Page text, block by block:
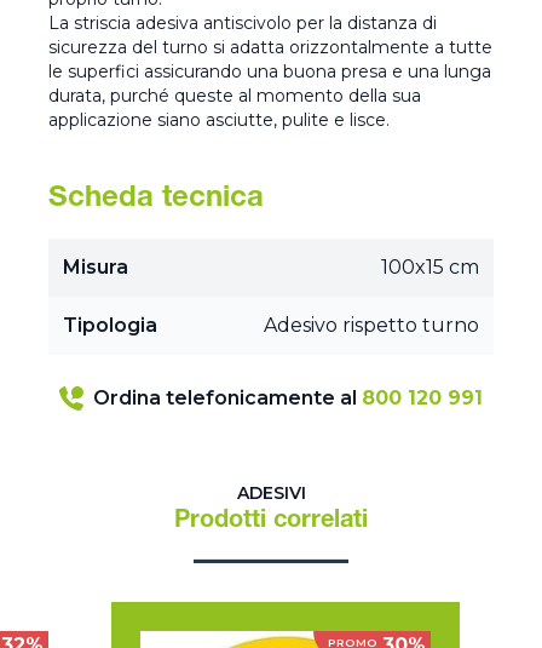
La striscia adesiva antiscivolo per la distanza di
sicurezza del turno si adatta orizzontalmente a tutte
le superfici assicurando una buona presa e una lunga
durata, purché queste al momento della sua
applicazione siano asciutte, pulite e lisce.
Scheda tecnica
Misura 100x15 cm
Tipologia Adesivo rispetto turno
Ordina telefonicamente al 800 120 991
ADESIVI
Prodotti correlati
PROMO